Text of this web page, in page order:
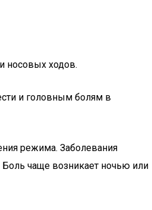
носовых ходов.
и головным болям в
режима. Заболевания
Боль чаще возникает ночью или